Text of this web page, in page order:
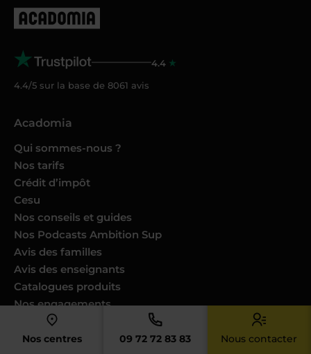
Nos centres 09 72 72 83 83 Nous contacter
4.4
4.4/5 sur la base de 8061 avis
Acadomia
Qui sommes-nous ?
Nos tarifs
Crédit d’impôt
Cesu
Nos conseils et guides
Nos Podcasts Ambition Sup
Avis des familles
Avis des enseignants
Catalogues produits
Nos engagements
Nous joindre
Devenir enseignant